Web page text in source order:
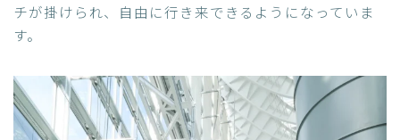
チが掛けられ、自由に行き来できるようになっていま
す。